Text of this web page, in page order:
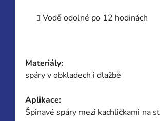
Vodě odolné po 12 hodinách
Materiály:
spáry v obkladech i dlažbě
Aplikace:
Špinavé spáry mezi kachličkami na